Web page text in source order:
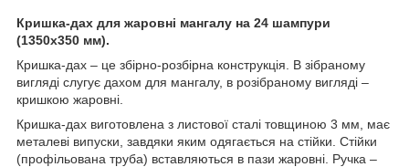
Кришка-дах для жаровні мангалу на 24 шампури
(1350х350 мм).
Кришка-дах – це збірно-розбірна конструкція. В зібраному
вигляді слугує дахом для мангалу, в розібраному вигляді –
кришкою жаровні.
Кришка-дах виготовлена з листової сталі товщиною 3 мм, має
металеві випуски, завдяки яким одягається на стійки. Стійки
(профільована труба) вставляються в пази жаровні. Ручка –